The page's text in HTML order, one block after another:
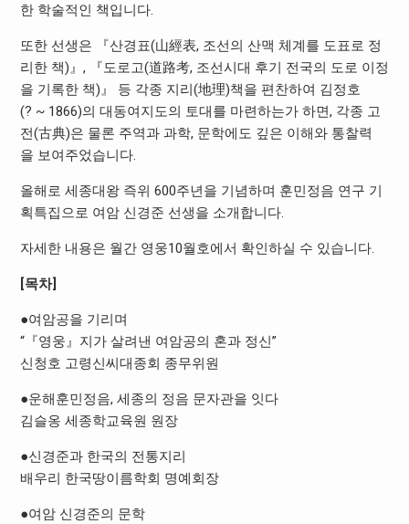
한 학술적인 책입니다.
또한 선생은 『산경표(山經表, 조선의 산맥 체계를 도표로 정
리한 책)』, 『도로고(道路考, 조선시대 후기 전국의 도로 이정
을 기록한 책)』 등 각종 지리(地理)책을 편찬하여 김정호
(? ~ 1866)의 대동여지도의 토대를 마련하는가 하면, 각종 고
전(古典)은 물론 주역과 과학, 문학에도 깊은 이해와 통찰력
을 보여주었습니다.
올해로 세종대왕 즉위 600주년을 기념하며 훈민정음 연구 기
획특집으로 여암 신경준 선생을 소개합니다.
자세한 내용은 월간 영웅10월호에서 확인하실 수 있습니다.
[목차]
●여암공을 기리며
“『영웅』지가 살려낸 여암공의 혼과 정신”
신청호 고령신씨대종회 종무위원
●운해훈민정음, 세종의 정음 문자관을 잇다
김슬옹 세종학교육원 원장
●신경준과 한국의 전통지리
배우리 한국땅이름학회 명예회장
●여암 신경준의 문학